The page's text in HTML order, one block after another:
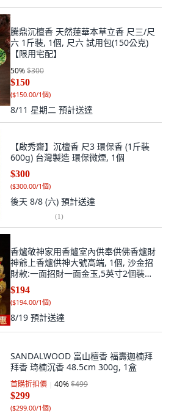
騰鼎沉檀香 天然蓮華本草立香 尺三/尺
六 1斤裝, 1個, 尺六 試用包(150公克)
【限用宅配】
50%$300
$150
($150.00/1個)
8/11 星期二 預計送達
【啟秀齋】沉檀香 尺3 環保香 (1斤裝
600g) 台灣製造 環保微煙, 1個
$300
($300.00/1個)
後天 8/8 (六) 預計送達
(1)
香爐敬神家用香爐室內供奉供佛香爐財
神爺上香爐供神大號高端, 1個, 沙金招
財款:一面招財一面金玉,5英寸2個裝無
金沙限量優惠 直徑10釐
$194
($194.00/1個)
8/19 預計送達
SANDALWOOD 富山檀香 福壽迦楠拜
拜香 琦楠沉香 48.5cm 300g, 1盒
首購折扣價 40%$499
$299
($299.00/1個)